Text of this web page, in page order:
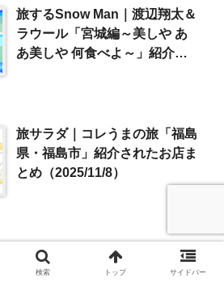
旅するSnow Man｜渡辺翔太＆
ラウール「宮城編～美しや あ
あ美しや 何食べよ～」紹介情
旅サラダ｜コレうまの旅「福島
県・福島市」紹介されたお店ま
とめ（2025/11/8）
ミシュランガイド東京2020】
２つ星を獲得した「日本料理・
検索 トップ サイドバー